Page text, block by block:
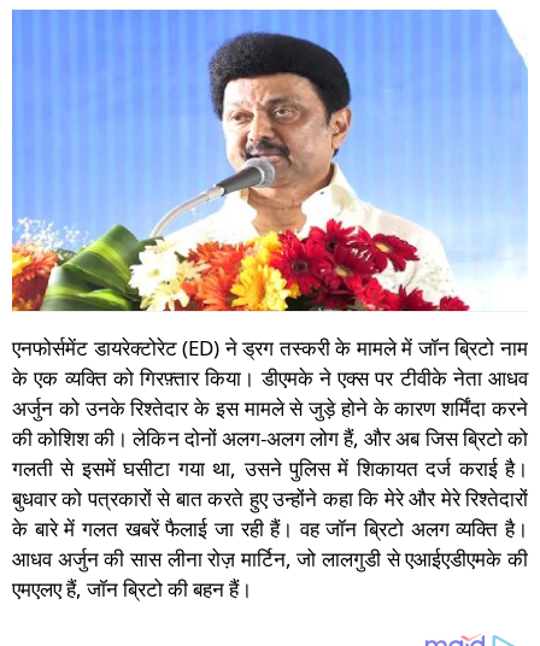
एनफोर्समेंट डायरेक्टोरेट (ED) ने ड्रग तस्करी के मामले में जॉन ब्रिटो नाम
के एक व्यक्ति को गिरफ़्तार किया। डीएमके ने एक्स पर टीवीके नेता आधव
अर्जुन को उनके रिश्तेदार के इस मामले से जुड़े होने के कारण शर्मिंदा करने
की कोशिश की। लेकिन दोनों अलग-अलग लोग हैं, और अब जिस ब्रिटो को
गलती से इसमें घसीटा गया था, उसने पुलिस में शिकायत दर्ज कराई है।
बुधवार को पत्रकारों से बात करते हुए उन्होंने कहा कि मेरे और मेरे रिश्तेदारों
के बारे में गलत खबरें फैलाई जा रही हैं। वह जॉन ब्रिटो अलग व्यक्ति है।
आधव अर्जुन की सास लीना रोज़ मार्टिन, जो लालगुडी से एआईएडीएमके की
एमएलए हैं, जॉन ब्रिटो की बहन हैं।